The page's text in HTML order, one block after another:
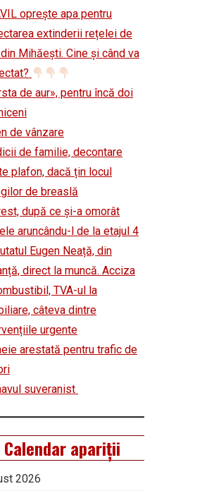
oprește apa pentru
extinderii rețelei de
Mihăești. Cine și când va
de aur», pentru încă doi
de vânzare
de familie, decontare
plafon, dacă țin locul
de breaslă
după ce și-a omorât
aruncându-l de la etajul 4
Eugen Neață, din
direct la muncă. Acciza
TVA-ul la
câteva dintre
urgente
arestată pentru trafic de
suveranist
Calendar apariții
2026